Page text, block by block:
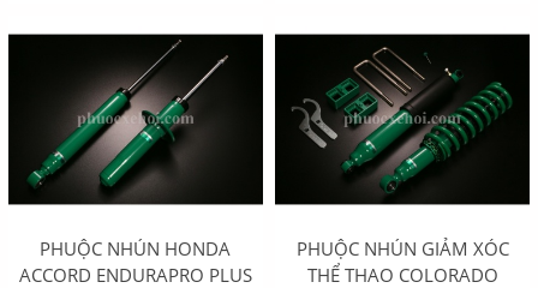
PHUỘC NHÚN HONDA
ACCORD ENDURAPRO PLUS
PHUỘC NHÚN GIẢM XÓC
THỂ THAO COLORADO